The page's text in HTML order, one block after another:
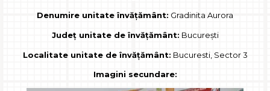
Denumire unitate învățământ: Gradinita Aurora
Județ unitate de învățământ: București
Localitate unitate de învățământ: Bucuresti, Sector 3
Imagini secundare: